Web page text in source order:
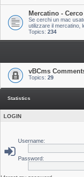
Mercatino - Cerco
Se cerchi un mac
utilizzare il mercatino,
Topics: 234
vBCms
Topics: 29
Statistics
LOGIN
Username:
Password: